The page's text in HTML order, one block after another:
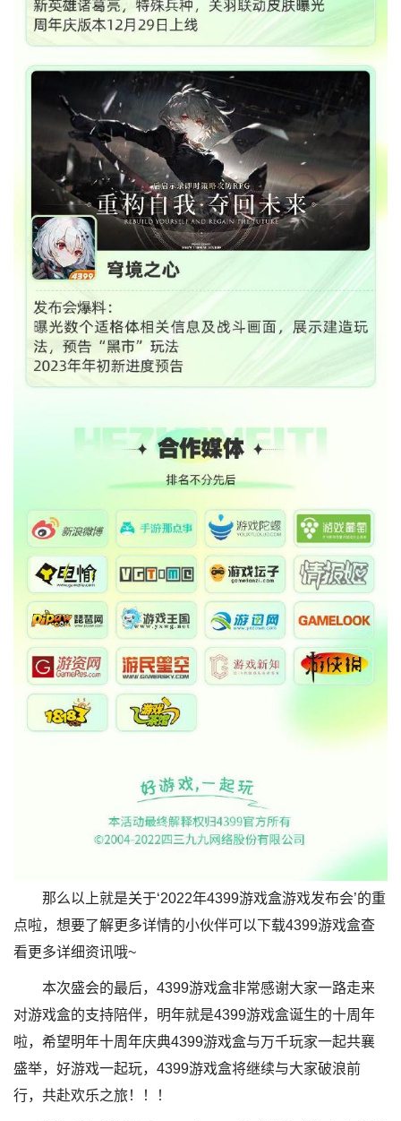
那么以上就是关于‘2022年4399游戏盒游戏发布会’的重
点啦，想要了解更多详情的小伙伴可以下载4399游戏盒查
看更多详细资讯哦~
本次盛会的最后，4399游戏盒非常感谢大家一路走来
对游戏盒的支持陪伴，明年就是4399游戏盒诞生的十周年
啦，希望明年十周年庆典4399游戏盒与万千玩家一起共襄
盛举，好游戏一起玩，4399游戏盒将继续与大家破浪前
行，共赴欢乐之旅！！！